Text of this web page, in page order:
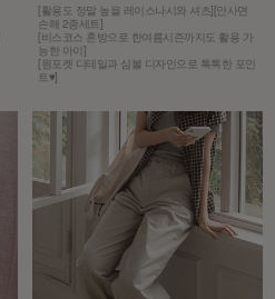
[활용도 정말 높을 레이스나시와 셔츠][안사면
손해 2종세트]
[비스코스 혼방으로 한여름시즌까지도 활용 가
능한 아이]
[원포켓 디테일과 심볼 디자인으로 톡톡한 포인
트♥]